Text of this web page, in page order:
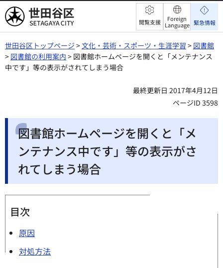
世田谷区 閲覧支援
Foreign
Language 緊急情報
世田谷区トップページ >文化・芸術・スポーツ・生涯学習 > 図書館
> 図書館の利用案内 > 図書館ホームページを開くと「メンテナンス
中です」等の表示がされてしまう場合
最終更新日 2017年4月12日
ページID 3598
図書館ホームページを開くと「メ
ンテナンス中です」等の表示がさ
れてしまう場合
目次
原因
対処方法